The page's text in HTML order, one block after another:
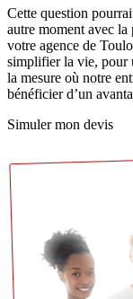
Cette question
autre moment avec la
votre agence de
simplifier la vie, pour
la mesure où notre
bénéficier d’un
Simuler mon devis